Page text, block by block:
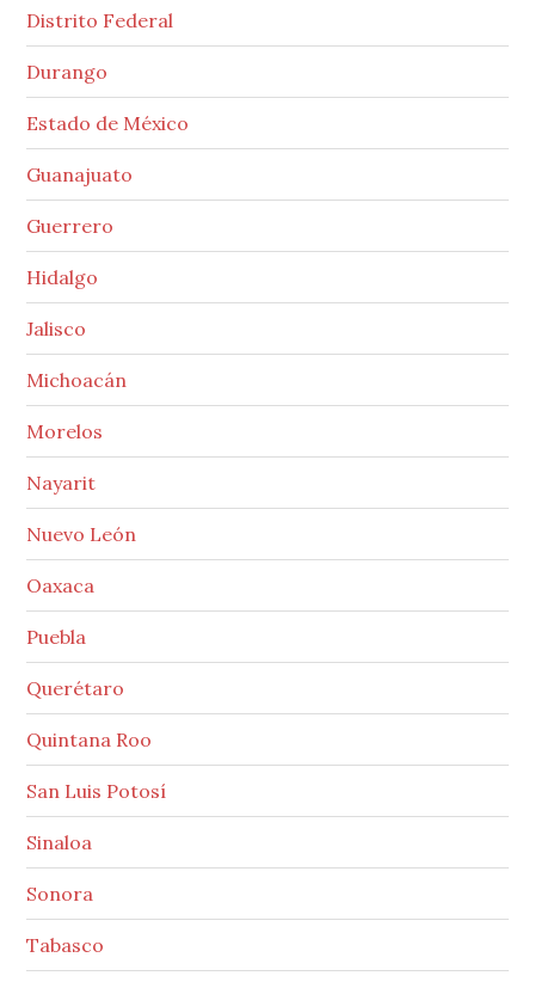
Distrito Federal
Durango
Estado de México
Guanajuato
Guerrero
Hidalgo
Jalisco
Michoacán
Morelos
Nayarit
Nuevo León
Oaxaca
Puebla
Querétaro
Quintana Roo
San Luis Potosí
Sinaloa
Sonora
Tabasco